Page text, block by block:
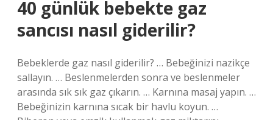
40 günlük bebekte gaz
sancısı nasıl giderilir?
Bebeklerde gaz nasıl giderilir? … Bebeğinizi nazikçe
sallayın. … Beslenmelerden sonra ve beslenmeler
arasında sık sık gaz çıkarın. … Karnına masaj yapın. …
Bebeğinizin karnına sıcak bir havlu koyun. …